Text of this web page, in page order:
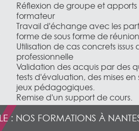
Réflexion de groupe et
formateur
Travail d'échange avec les
forme de sous forme de
Utilisation de cas concrets
professionnelle
Validation des acquis par des
tests d'évaluation, des mises
jeux pédagogiques.
Remise d'un support de cours.
: NOS FORMATIONS À